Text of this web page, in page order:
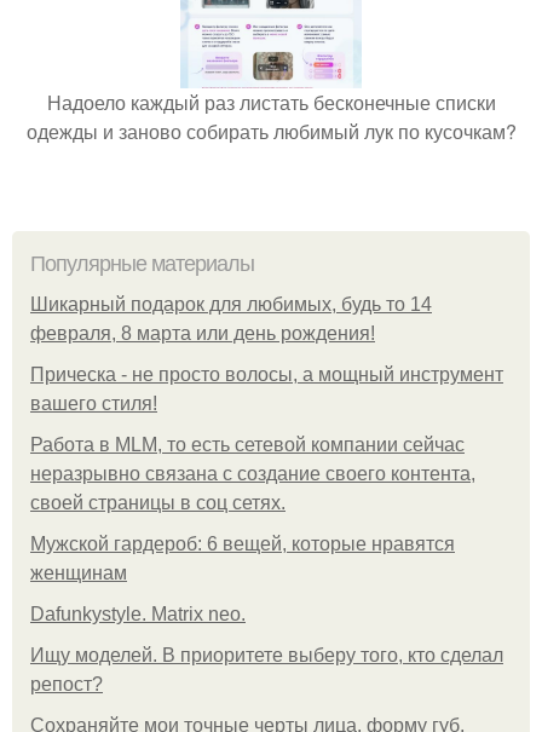
Надоело каждый раз листать бесконечные списки
одежды и заново собирать любимый лук по кусочкам?
Популярные материалы
Шикарный подарок для любимых, будь то 14
февраля, 8 марта или день рождения!
Прическа - не просто волосы, а мощный инструмент
вашего стиля!
Работа в MLM, то есть сетевой компании сейчас
неразрывно связана с создание своего контента,
своей страницы в соц сетях.
Мужской гардероб: 6 вещей, которые нравятся
женщинам
Dafunkystyle. Matrix neo.
Ищу моделей. В приоритете выберу того, кто сделал
репост?
Сохраняйте мои точные черты лица, форму губ,